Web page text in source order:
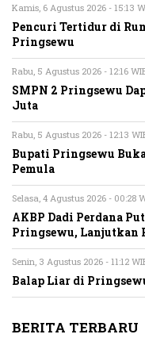
Kamis, 6 Agustus 2026 - 15:13
Pencuri Tertidur di
Pringsewu
Rabu, 5 Agustus 2026 - 12:16
SMPN 2 Pringsewu
Juta
Rabu, 5 Agustus 2026 - 12:13
Bupati Pringsewu
Pemula
Selasa, 4 Agustus 2026 - 00:28
AKBP Dadi Perdana
Pringsewu, Lanjutkan
Senin, 3 Agustus 2026 - 11:12
Balap Liar di
BERITA TERBARU